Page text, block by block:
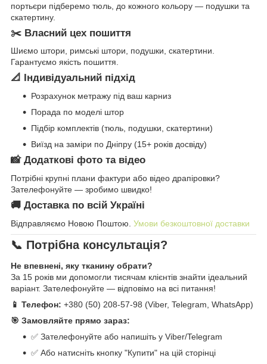
портьєри підберемо тюль, до кожного кольору — подушки та
скатертину.
✂️ Власний цех пошиття
Шиємо штори, римські штори, подушки, скатертини.
Гарантуємо якість пошиття.
📐 Індивідуальний підхід
Розрахунок метражу під ваш карниз
Порада по моделі штор
Підбір комплектів (тюль, подушки, скатертини)
Виїзд на заміри по Дніпру (15+ років досвіду)
📸 Додаткові фото та відео
Потрібні крупні плани фактури або відео драпіровки?
Зателефонуйте — зробимо швидко!
🚚 Доставка по всій Україні
Відправляємо Новою Поштою. Умови безкоштовної доставки
📞 Потрібна консультація?
Не впевнені, яку тканину обрати?
За 15 років ми допомогли тисячам клієнтів знайти ідеальний
варіант. Зателефонуйте — відповімо на всі питання!
📱 Телефон: +380 (50) 208-57-98 (Viber, Telegram, WhatsApp)
🎯 Замовляйте прямо зараз:
✅ Зателефонуйте або напишіть у Viber/Telegram
✅ Або натисніть кнопку "Купити" на цій сторінці